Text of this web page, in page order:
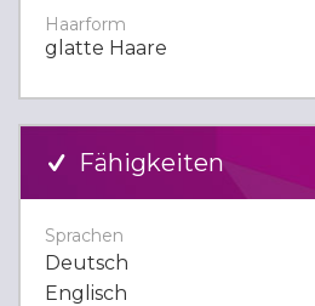
Haarform
glatte Haare
Fähigkeiten
Sprachen
Deutsch
Englisch